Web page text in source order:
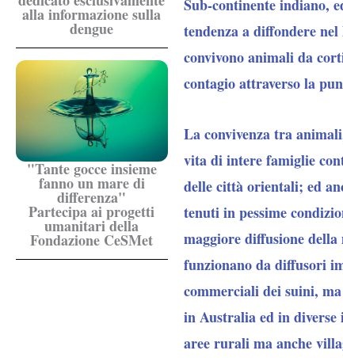
alla informazione sulla
dengue
"Tante gocce insieme
fanno un mare di
differenza"
Partecipa ai progetti
umanitari della
Fondazione CeSMet
Sub-continente indiano,
tendenza a diffondere
convivono animali da
contagio attraverso la
La convivenza tra
vita di intere famiglie
delle città orientali; ed
tenuti in pessime
maggiore diffusione
funzionano da diffusori
commerciali dei suini,
in Australia ed in diverse
aree rurali ma anche